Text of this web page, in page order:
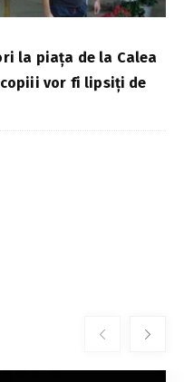
la piața de la Calea
vor fi lipsiți de